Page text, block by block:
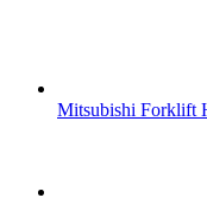
Mitsubishi Forklift